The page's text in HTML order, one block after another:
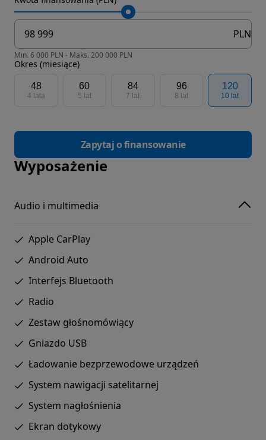
PLN
Min. 6 000 PLN - Maks. 200 000 PLN
Okres (miesiące)
48
4 lata
60
5 lat
84
7 lat
96
8 lat
120
10 lat
Zapytaj o finansowanie
Wyposażenie
Audio i multimedia
Apple CarPlay
Android Auto
Interfejs Bluetooth
Radio
Zestaw głośnomówiący
Gniazdo USB
Ładowanie bezprzewodowe urządzeń
System nawigacji satelitarnej
System nagłośnienia
Ekran dotykowy